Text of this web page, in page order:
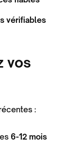
vérifiables
vos
:
6-12 mois